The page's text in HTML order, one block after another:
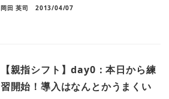
岡田 英司 2013/04/07
【親指シフト】day0：本日から練
習開始！導入はなんとかうまくい